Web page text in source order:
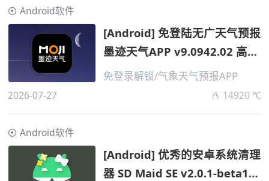
Android软件
[Android] 免登陆无广天气预报
墨迹天气APP v9.0942.02 高级
版
免登录解锁/气象天气预报APP
2026-07-27 14920 ℃
Android软件
[Android] 优秀的安卓系统清理
器 SD Maid SE v2.0.1-beta1